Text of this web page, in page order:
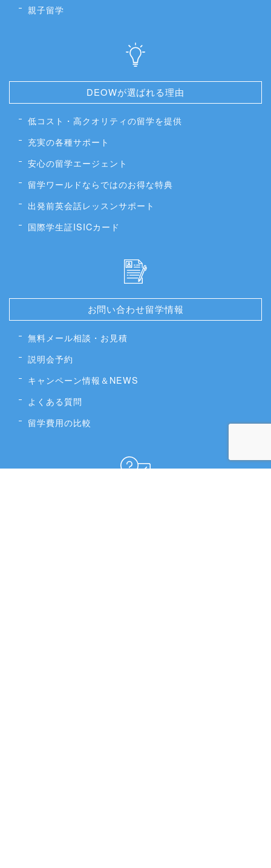
親子留学
DEOWが選ばれる理由
低コスト・高クオリティの留学を提供
充実の各種サポート
安心の留学エージェント
留学ワールドならではのお得な特典
出発前英会話レッスンサポート
国際学生証ISICカード
お問い合わせ留学情報
無料メール相談・お見積
説明会予約
キャンペーン情報＆NEWS
よくある質問
留学費用の比較